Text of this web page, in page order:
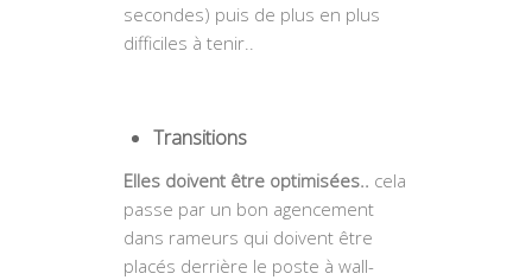
secondes) puis de plus en plus
difficiles à tenir..
Transitions
Elles doivent être optimisées.. cela
passe par un bon agencement
dans rameurs qui doivent être
placés derrière le poste à wall-